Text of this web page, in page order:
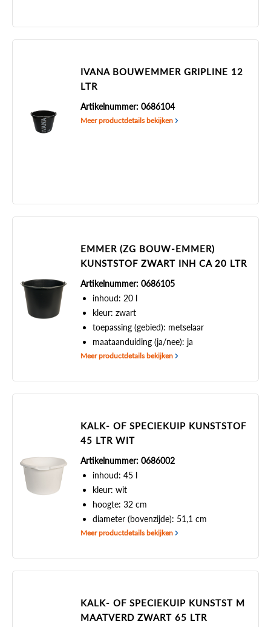
IVANA BOUWEMMER GRIPLINE 12
LTR
Artikelnummer: 0686104
Meer productdetails bekijken
EMMER (ZG BOUW-EMMER)
KUNSTSTOF ZWART INH CA 20 LTR
Artikelnummer: 0686105
inhoud: 20 l
kleur: zwart
toepassing (gebied): metselaar
maataanduiding (ja/nee): ja
Meer productdetails bekijken
KALK- OF SPECIEKUIP KUNSTSTOF
45 LTR WIT
Artikelnummer: 0686002
inhoud: 45 l
kleur: wit
hoogte: 32 cm
diameter (bovenzijde): 51,1 cm
Meer productdetails bekijken
KALK- OF SPECIEKUIP KUNSTST M
MAATVERD ZWART 65 LTR